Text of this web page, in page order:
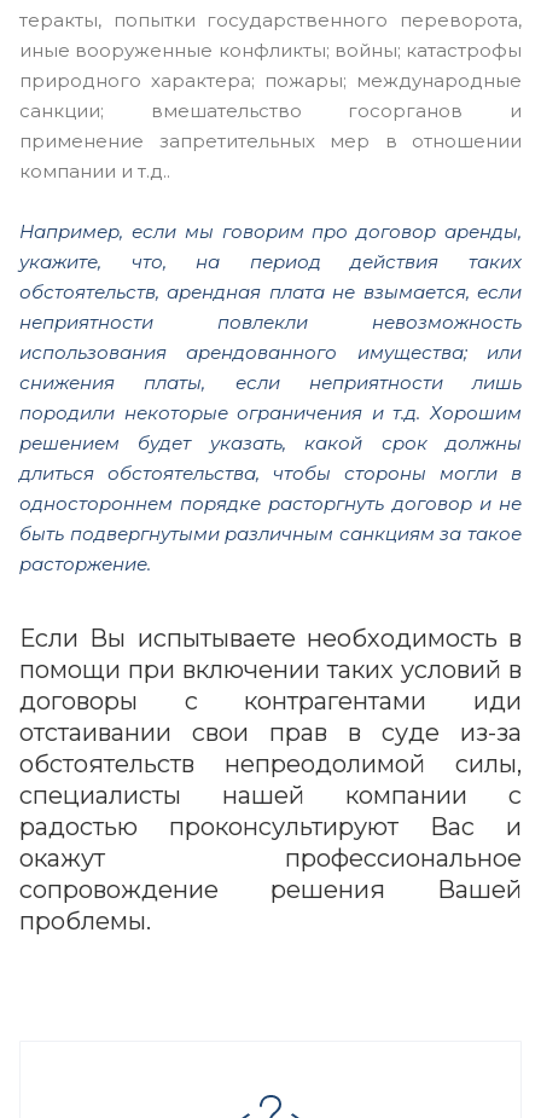
теракты, попытки государственного переворота,
иные вооруженные конфликты; войны; катастрофы
природного характера; пожары; международные
санкции; вмешательство госорганов и
применение запретительных мер в отношении
компании и т.д..
Например, если мы говорим про договор аренды,
укажите, что, на период действия таких
обстоятельств, арендная плата не взымается, если
неприятности повлекли невозможность
использования арендованного имущества; или
снижения платы, если неприятности лишь
породили некоторые ограничения и т.д. Хорошим
решением будет указать, какой срок должны
длиться обстоятельства, чтобы стороны могли в
одностороннем порядке расторгнуть договор и не
быть подвергнутыми различным санкциям за такое
расторжение.
Если Вы испытываете необходимость в
помощи при включении таких условий в
договоры с контрагентами иди
отстаивании свои прав в суде из-за
обстоятельств непреодолимой силы,
специалисты нашей компании с
радостью проконсультируют Вас и
окажут профессиональное
сопровождение решения Вашей
проблемы.